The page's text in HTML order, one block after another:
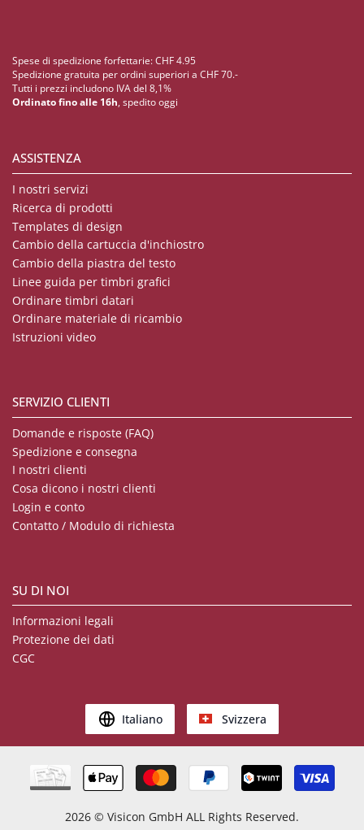
Spese di spedizione forfettarie: CHF 4.95
Spedizione gratuita per ordini superiori a CHF 70.-
Tutti i prezzi includono IVA del 8,1%
Ordinato fino alle 16h, spedito oggi
ASSISTENZA
I nostri servizi
Ricerca di prodotti
Templates di design
Cambio della cartuccia d'inchiostro
Cambio della piastra del testo
Linee guida per timbri grafici
Ordinare timbri datari
Ordinare materiale di ricambio
Istruzioni video
SERVIZIO CLIENTI
Domande e risposte (FAQ)
Spedizione e consegna
I nostri clienti
Cosa dicono i nostri clienti
Login e conto
Contatto / Modulo di richiesta
SU DI NOI
Informazioni legali
Protezione dei dati
CGC
Italiano Svizzera
2026 © Visicon GmbH ALL Rights Reserved.